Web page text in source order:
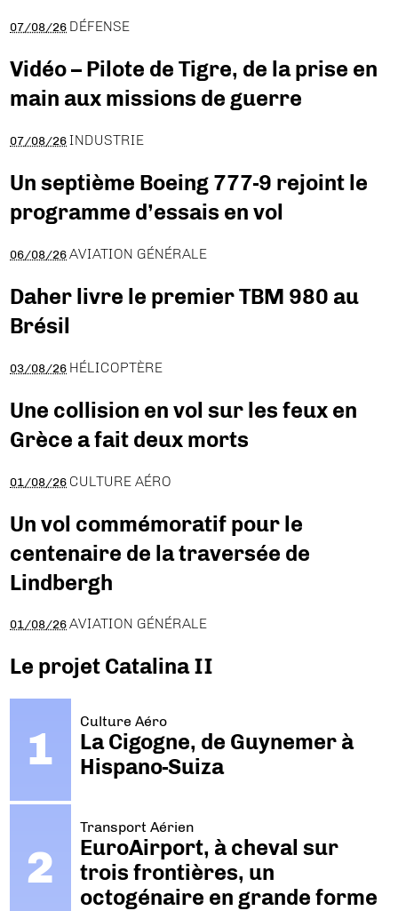
07/08/26 DÉFENSE
Vidéo – Pilote de Tigre, de la prise en
main aux missions de guerre
07/08/26 INDUSTRIE
Un septième Boeing 777-9 rejoint le
programme d’essais en vol
06/08/26 AVIATION GÉNÉRALE
Daher livre le premier TBM 980 au
Brésil
03/08/26 HÉLICOPTÈRE
Une collision en vol sur les feux en
Grèce a fait deux morts
01/08/26 CULTURE AÉRO
Un vol commémoratif pour le
centenaire de la traversée de
Lindbergh
01/08/26 AVIATION GÉNÉRALE
Le projet Catalina II
Culture Aéro
La Cigogne, de Guynemer à
Hispano-Suiza
Transport Aérien
EuroAirport, à cheval sur
trois frontières, un
octogénaire en grande forme